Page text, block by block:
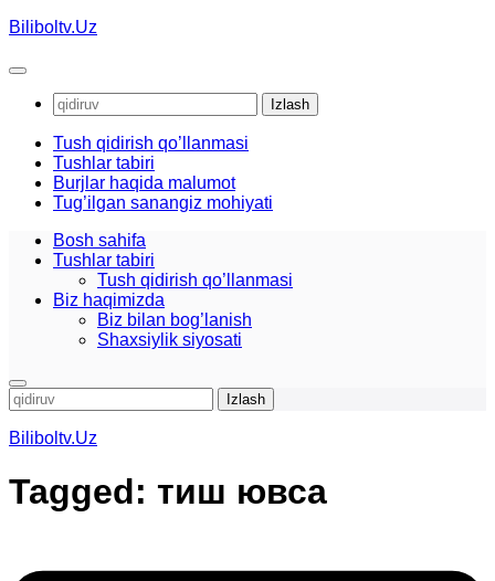
Skip
content
Biliboltv.Uz
Qidirshish:
Tush qidirish qo’llanmasi
Tushlar tabiri
Burjlar haqida malumot
Tug’ilgan sanangiz mohiyati
Bosh sahifa
Tushlar tabiri
Tush qidirish qo’llanmasi
Biz haqimizda
Biz bilan bog’lanish
Shaxsiylik siyosati
Qidirshish:
Biliboltv.Uz
Tagged: тиш ювса